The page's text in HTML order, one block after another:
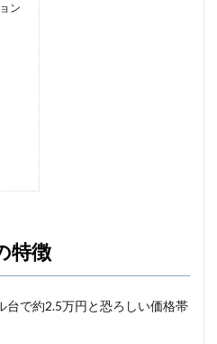
ン
特徴
台で約2.5万円と恐ろしい価格帯